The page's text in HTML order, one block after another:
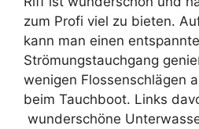
zum Profi viel zu bieten.
kann man einen
Strömungstauchgang
wenigen Flossenschlägen
beim Tauchboot. Links
wunderschöne